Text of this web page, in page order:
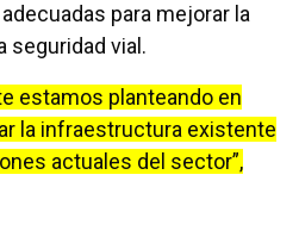
para mejorar la
seguridad vial.
estamos planteando en
la infraestructura existente
actuales del sector”,